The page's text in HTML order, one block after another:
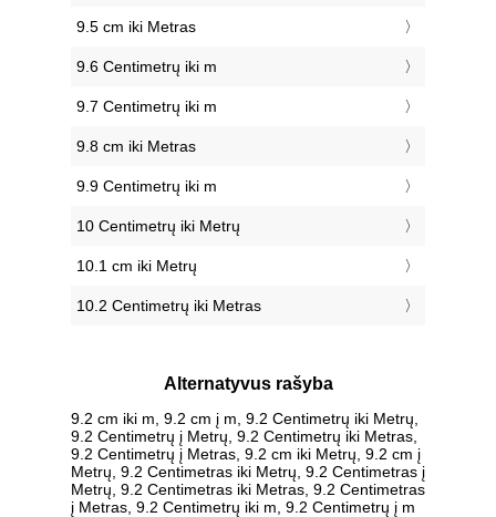
9.5 cm iki Metras
9.6 Centimetrų iki m
9.7 Centimetrų iki m
9.8 cm iki Metras
9.9 Centimetrų iki m
10 Centimetrų iki Metrų
10.1 cm iki Metrų
10.2 Centimetrų iki Metras
Alternatyvus rašyba
9.2 cm iki m, 9.2 cm į m, 9.2 Centimetrų iki Metrų,
9.2 Centimetrų į Metrų, 9.2 Centimetrų iki Metras,
9.2 Centimetrų į Metras, 9.2 cm iki Metrų, 9.2 cm į
Metrų, 9.2 Centimetras iki Metrų, 9.2 Centimetras į
Metrų, 9.2 Centimetras iki Metras, 9.2 Centimetras
į Metras, 9.2 Centimetrų iki m, 9.2 Centimetrų į m